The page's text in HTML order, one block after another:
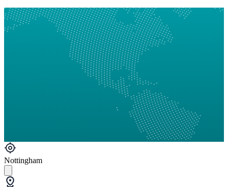
Nottingham